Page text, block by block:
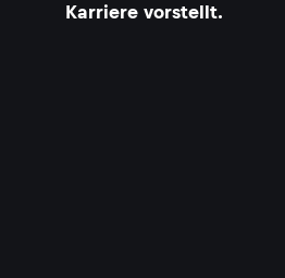
Karriere vorstellt.